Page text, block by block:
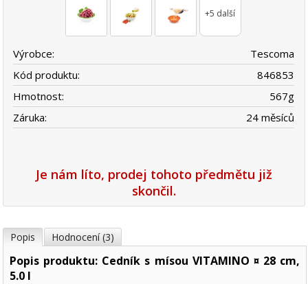
+5 další
Výrobce:
Tescoma
Kód produktu:
846853
Hmotnost:
567g
Záruka:
24 měsíců
Je nám líto, prodej tohoto předmětu již
skončil.
Popis Hodnocení (3)
Popis produktu: Cedník s mísou VITAMINO ¤ 28 cm,
5.0 l